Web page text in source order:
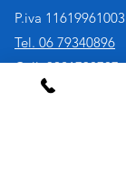
P.iva 11619961003
Tel. 06 79340896
Cell. 3921730707